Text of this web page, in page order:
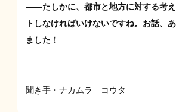
——たしかに、都市と地方に対する考
トしなければいけないですね。お話、
ました！
聞き手・ナカムラ コウタ